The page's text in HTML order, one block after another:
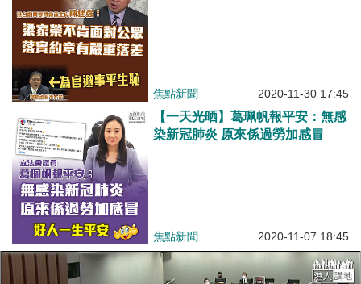
焦點新聞 2020-11-30 17:45
【一天光晒】葛珮帆報平安：無感
染新冠肺炎 原來係過勞加感冒
焦點新聞 2020-11-07 18:45